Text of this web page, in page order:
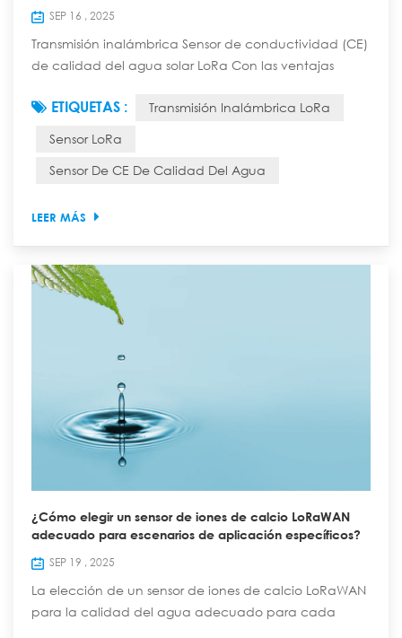
SEP 16 , 2025
Transmisión inalámbrica Sensor de conductividad (CE)
de calidad del agua solar LoRa Con las ventajas
distancia, suministro de energía solar autónoma,
cableado y suministro de energía, y ser ampliamente
ETIQUETAS : Transmisión Inalámbrica LoRa
Sensor LoRa
Sensor De CE De Calidad Del Agua
LEER MÁS
¿Cómo elegir un sensor de iones de calcio LoRaWAN
adecuado para escenarios de aplicación específicos?
SEP 19 , 2025
La elección de un sensor de iones de calcio LoRaWAN
para la calidad del agua adecuado para cada